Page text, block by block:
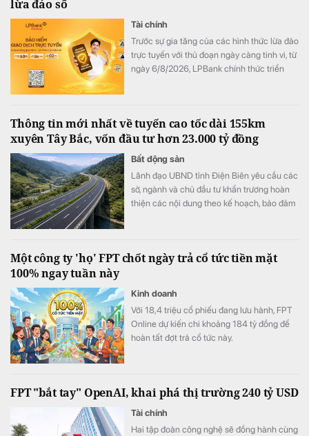
lừa đảo số
Tài chính
Trước sự gia tăng của các hình thức lừa đảo
trực tuyến với thủ đoạn ngày càng tinh vi, từ
ngày 6/8/2026, LPBank chính thức triển
thiểu tổn thất tài chính từ các giao dịch trực
tuyến trái phép, đồng thời hỗ trợ khôi phục
danh tính trực tuyến khi thông tin cá nhân bị
đánh cắp, góp phần mang đến trải nghiệm
giao dịch số an toàn và an tâm hơn.
Thông tin mới nhất về tuyến cao tốc dài 155km
xuyên Tây Bắc, vốn đầu tư hơn 23.000 tỷ đồng
Bất động sản
Lãnh đạo UBND tỉnh Điện Biên yêu cầu các
sở, ngành và chủ đầu tư khẩn trương hoàn
thiện các nội dung theo kế hoạch, bảo đảm
chuẩn bị Lễ động thổ Dự án thành phần 2.
Một công ty 'họ' FPT chốt ngày trả cổ tức tiền mặt
100% ngay tuần này
Kinh doanh
Với 18,4 triệu cổ phiếu đang lưu hành, FPT
Online dự kiến chi khoảng 184 tỷ đồng để
hoàn tất đợt trả cổ tức này.
FPT "bắt tay" OpenAI, khai phá thị trường 240 tỷ USD
Tài chính
Hai tập đoàn công nghệ sẽ đồng hành cùng